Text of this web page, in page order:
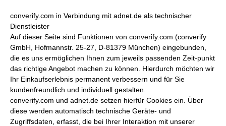
converify.com in Verbindung mit adnet.de als technischer
Dienstleister
Auf dieser Seite sind Funktionen von converify.com (converify
GmbH, Hofmannstr. 25-27, D-81379 München) eingebunden,
die es uns ermöglichen Ihnen zum jeweils passenden Zeit-punkt
das richtige Angebot machen zu können. Hierdurch möchten wir
Ihr Einkaufserlebnis permanent verbessern und für Sie
kundenfreundlich und individuell gestalten.
converify.com und adnet.de setzen hierfür Cookies ein. Über
diese werden automatisch technische Geräte- und
Zugriffsdaten, erfasst, die bei Ihrer Interaktion mit unserer